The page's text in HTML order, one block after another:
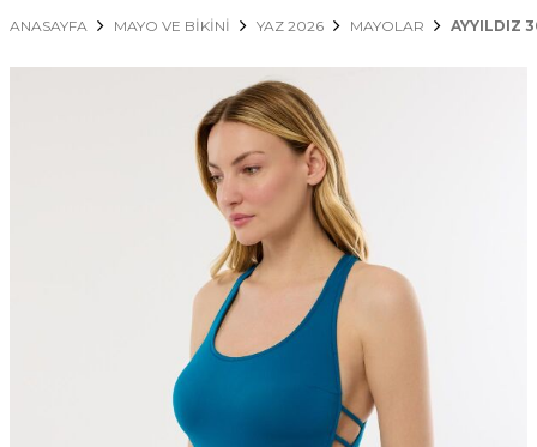
ANASAYFA MAYO VE BİKİNİ YAZ 2026 MAYOLAR AYYILDIZ